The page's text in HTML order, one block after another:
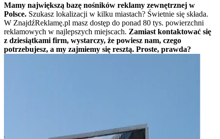
Mamy największą bazę nośników reklamy zewnętrznej w
Polsce. Szukasz lokalizacji w kilku miastach? Świetnie się składa.
W ZnajdźReklamę.pl masz dostęp do ponad 80 tys. powierzchni
reklamowych w najlepszych miejscach. Zamiast kontaktować się
z dziesiątkami firm, wystarczy, że powiesz nam, czego
potrzebujesz, a my zajmiemy się resztą. Proste, prawda?